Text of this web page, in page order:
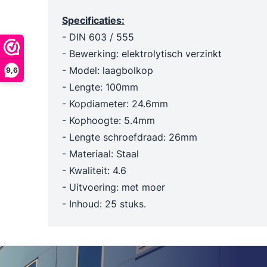
9,6
Dieselpompen & membraanpompen
Blusmiddelen
Specificaties:
- DIN 603 / 555
- Bewerking: elektrolytisch verzinkt
- Model: laagbolkop
- Lengte: 100mm
- Kopdiameter: 24.6mm
- Kophoogte: 5.4mm
- Lengte schroefdraad: 26mm
- Materiaal: Staal
- Kwaliteit: 4.6
- Uitvoering: met moer
- Inhoud: 25 stuks.